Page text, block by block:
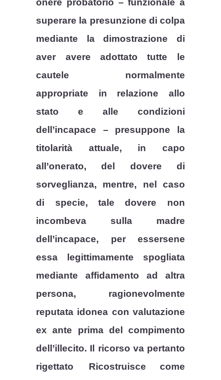
superare la presunzione di colpa
mediante la dimostrazione di
aver avere adottato tutte le
cautele normalmente
appropriate in relazione allo
stato e alle condizioni
dell’incapace – presuppone la
titolarità attuale, in capo
all’onerato, del dovere di
sorveglianza, mentre, nel caso
di specie, tale dovere non
incombeva sulla madre
dell’incapace, per essersene
essa legittimamente spogliata
mediante affidamento ad altra
persona, ragionevolmente
reputata idonea con valutazione
ex ante prima del compimento
dell’illecito. Il ricorso va pertanto
rigettato
Ricostruisce come